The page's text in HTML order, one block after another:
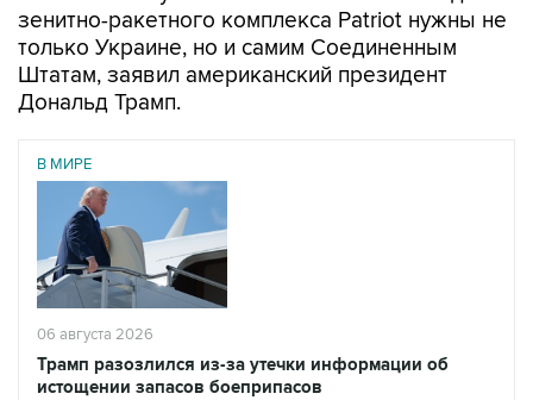
зенитно-ракетного комплекса Patriot нужны не
только Украине, но и самим Соединенным
Штатам, заявил американский президент
Дональд Трамп.
В МИРЕ
06 августа 2026
Трамп разозлился из-за утечки информации об
истощении запасов боеприпасов